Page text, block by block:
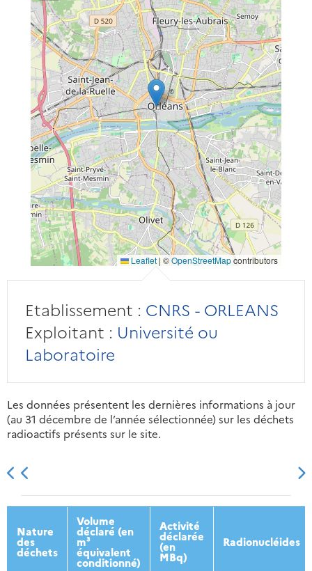
Leaflet | ©OpenStreetMapcontributors
Etablissement : CNRS - ORLEANS
Exploitant : Université ou
Laboratoire
Les données présentent les dernières informations à jour
(au 31 décembre de l’année sélectionnée) sur les déchets
radioactifs présents sur le site.
2013 2014 2015 2016
Nature
des
déchets
Volume
déclaré (en
m³
équivalent
conditionné)
Activité
déclarée
(en
MBq)
Radionucléides